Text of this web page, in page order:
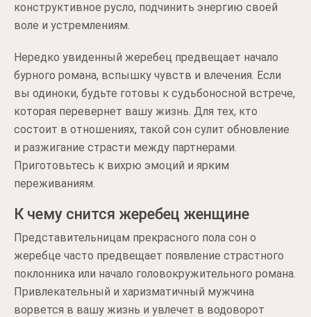
конструктивное русло, подчинить энергию своей
воле и устремлениям.
Нередко увиденный жеребец предвещает начало
бурного романа, вспышку чувств и влечения. Если
вы одиноки, будьте готовы к судьбоносной встрече,
которая перевернет вашу жизнь. Для тех, кто
состоит в отношениях, такой сон сулит обновление
и разжигание страсти между партнерами.
Приготовьтесь к вихрю эмоций и ярким
переживаниям.
К чему снится жеребец женщине
Представительницам прекрасного пола сон о
жеребце часто предвещает появление страстного
поклонника или начало головокружительного романа.
Привлекательный и харизматичный мужчина
ворвется в вашу жизнь и увлечет в водоворот